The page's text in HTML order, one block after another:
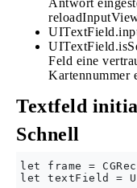
Antwort
Feld eine
Kartennummer
Textfeld
Schnell
let frame =